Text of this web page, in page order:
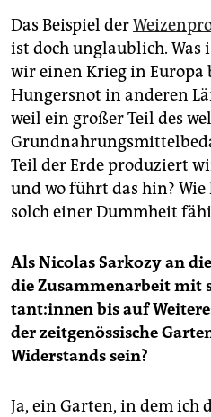
Das Beispiel der
ist doch unglaublich. Was
wir einen Krieg in Europa
Hungersnot in anderen
weil ein großer Teil des
Teil der Erde produziert
und wo führt das hin?
solch einer Dummheit
Als Nicolas Sarkozy an
die Zusammenarbeit mit
tan­t:in­nen bis auf
der zeitgenössische
Widerstands sein?
Ja, ein Garten, in dem ich